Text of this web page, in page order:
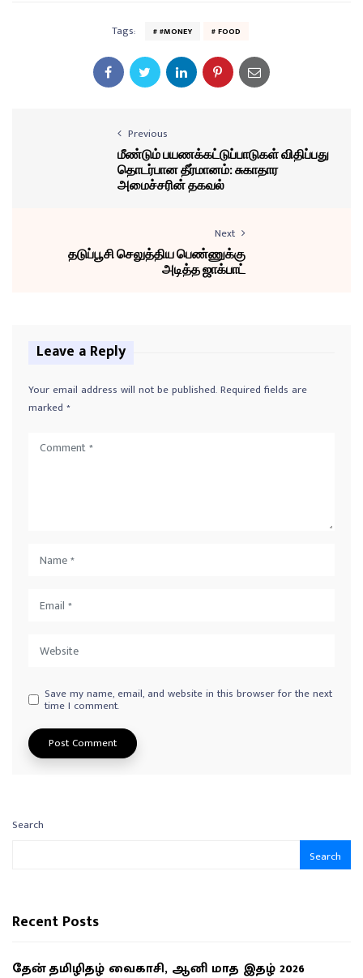
Tags: #MONEY FOOD
Previous
மீண்டும் பயணக்கட்டுப்பாடுகள் விதிப்பது
தொடர்பான தீர்மானம்: சுகாதார
அமைச்சரின் தகவல்
Next
தடுப்பூசி செலுத்திய பெண்ணுக்கு
அடித்த ஜாக்பாட்
Leave a Reply
Your email address will not be published.Required fields are
marked *
Save my name, email, and website in this browser for the next
time I comment.
Search
Search
Recent Posts
தேன் தமிழிதழ் வைகாசி, ஆனி மாத இதழ் 2026